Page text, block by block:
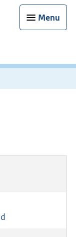
Menu